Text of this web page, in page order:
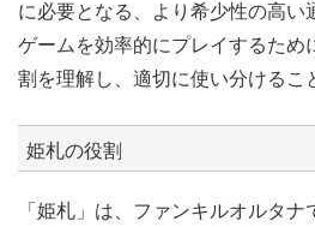
に必要となる、より希少性の高い
ゲームを効率的にプレイするため
割を理解し、適切に使い分けるこ
姫札の役割
「姫札」は、ファンキルオルタ